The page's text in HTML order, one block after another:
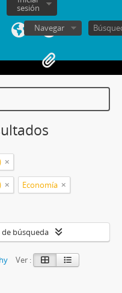
sesión
Navegar
Economía
búsqueda
Ver :